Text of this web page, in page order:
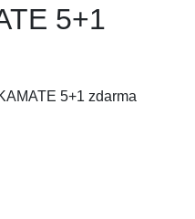
5+1
5+1 zdarma